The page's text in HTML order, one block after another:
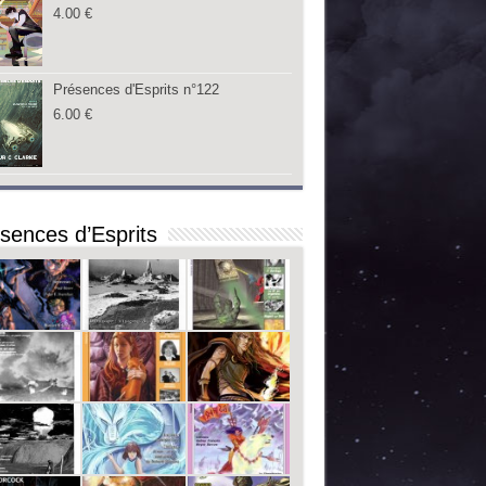
4.00 €
Présences d'Esprits n°122
6.00 €
d’Esprits